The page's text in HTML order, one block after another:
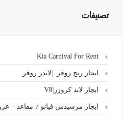
تصنيفات
ايجار رنج روڤر |لاندر روڤر
ايجار لاند كروزر|V8
ايجار مرسيدس فيانو 7 مقاعد – عروض المطار الخاصة